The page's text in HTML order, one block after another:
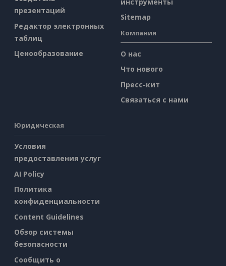
презентаций
Редактор электронных
таблиц
Ценообразование
Sitemap
Компания
О нас
Что нового
Пресс-кит
Связаться с нами
Юридическая
Условия
предоставления услуг
AI Policy
Политика
конфиденциальности
Content Guidelines
Обзор системы
безопасности
Сообщить о